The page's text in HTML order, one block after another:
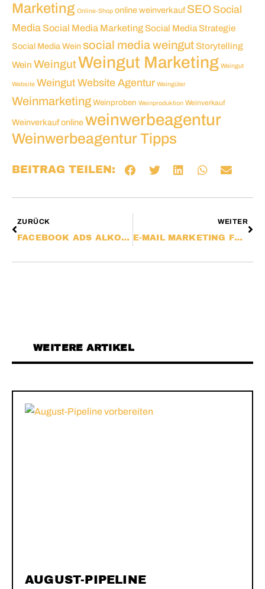
Marketing Online-Shop online weinverkauf SEO Social
Media Social Media MarketingSocial Media Strategie
Social Media Weinsocial media weingutStorytelling
Wein WeingutWeingut Marketing Weingut
Website Weingut Website Agentur Weingüter
Weinmarketing Weinproben Weinproduktion Weinverkauf
Weinverkauf onlineweinwerbeagentur
Weinwerbeagentur Tipps
BEITRAG TEILEN:
ZURÜCK
FACEBOOK ADS ALKOHOL RICHTLINIEN 2026 – GUIDE
WEITER
E-MAIL MARKETING FÜR WEINGÜTER – AUTOMATISIERUNG GUIDE
WEITERE ARTIKEL
AUGUST-PIPELINE